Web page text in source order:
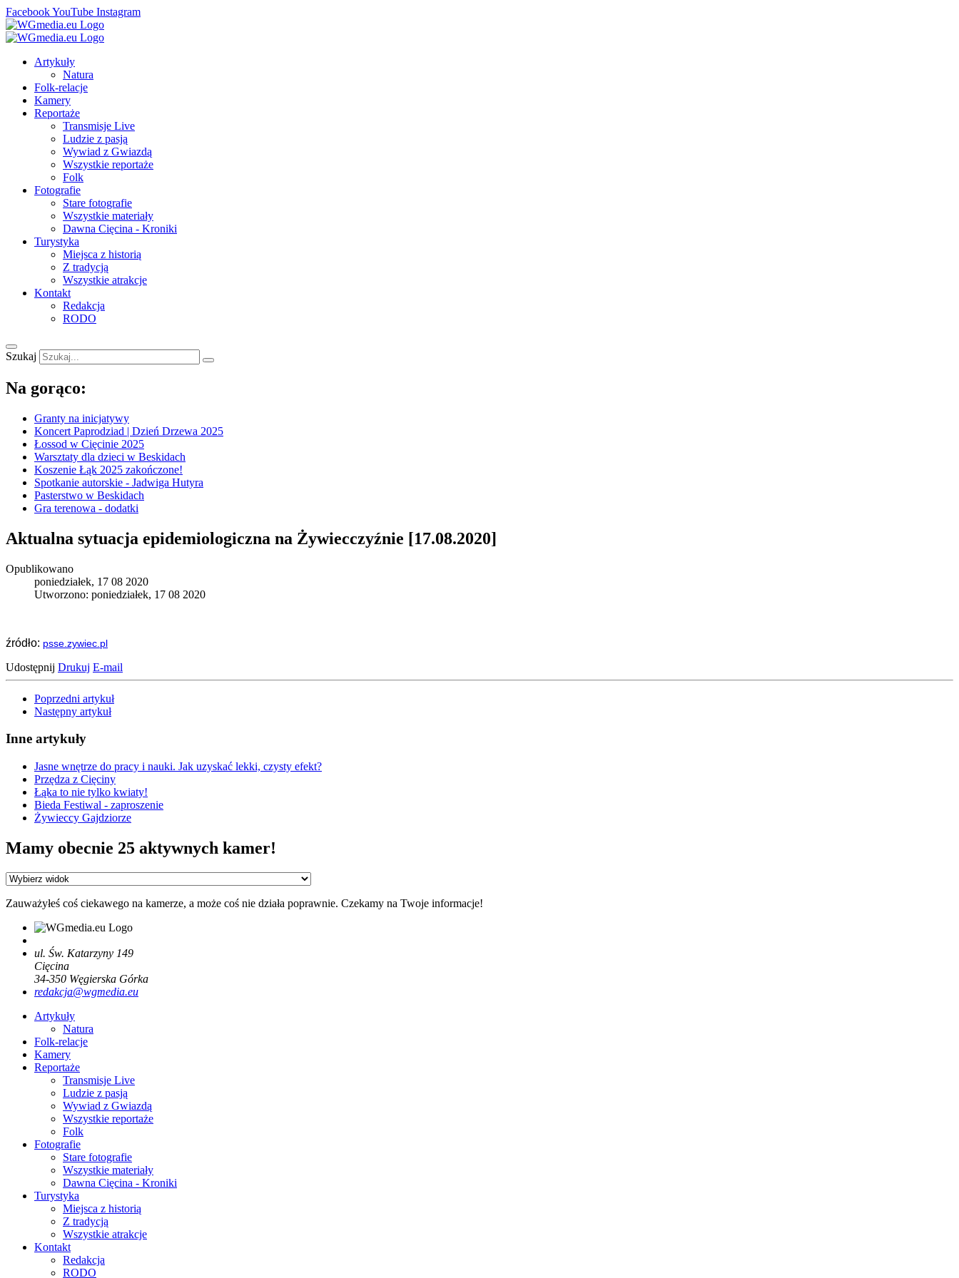
FacebookYouTube Instagram
Artykuły
Natura
Folk-relacje
Kamery
Reportaże
Transmisje Live
Ludzie z pasją
Wywiad z Gwiazdą
Wszystkie reportaże
Folk
Fotografie
Stare fotografie
Wszystkie materiały
Dawna Cięcina - Kroniki
Turystyka
Miejsca z historią
Z tradycją
Wszystkie atrakcje
Kontakt
Redakcja
RODO
Szukaj
Na gorąco:
Granty na inicjatywy
Koncert Paprodziad | Dzień Drzewa 2025
Łossod w Cięcinie 2025
Warsztaty dla dzieci w Beskidach
Koszenie Łąk 2025 zakończone!
Spotkanie autorskie - Jadwiga Hutyra
Pasterstwo w Beskidach
Gra terenowa - dodatki
Aktualna sytuacja epidemiologiczna na Żywiecczyźnie [17.08.2020]
Opublikowano
poniedziałek, 17 08 2020
Utworzono: poniedziałek, 17 08 2020
źródło: psse.zywiec.pl
Udostępnij Drukuj E-mail
Poprzedni artykuł
Następny artykuł
Inne artykuły
Jasne wnętrze do pracy i nauki. Jak uzyskać lekki, czysty efekt?
Przędza z Cięciny
Łąka to nie tylko kwiaty!
Bieda Festiwal - zaproszenie
Żywieccy Gajdziorze
Mamy obecnie 25 aktywnych kamer!
Zauważyłeś coś ciekawego na kamerze, a może coś nie działa poprawnie. Czekamy na Twoje informacje!
ul. Św. Katarzyny 149
Cięcina
34-350 Węgierska Górka
redakcja@wgmedia.eu
Artykuły
Natura
Folk-relacje
Kamery
Reportaże
Transmisje Live
Ludzie z pasją
Wywiad z Gwiazdą
Wszystkie reportaże
Folk
Fotografie
Stare fotografie
Wszystkie materiały
Dawna Cięcina - Kroniki
Turystyka
Miejsca z historią
Z tradycją
Wszystkie atrakcje
Kontakt
Redakcja
RODO